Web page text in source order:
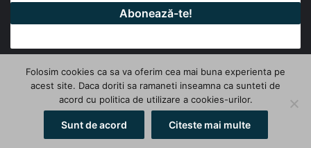
© Copyright 2026, All Rights Reserved | InfoHale
FacebookLinkedInYouTube
Folosim cookies ca sa va oferim cea mai buna experienta pe
acest site. Daca doriti sa ramaneti inseamna ca sunteti de
acord cu politica de utilizare a cookies-urilor.
Sunt de acord Citeste mai multe